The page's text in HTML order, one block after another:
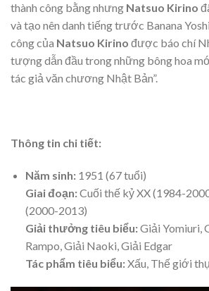
thành công bằng nhưng Natsuo Kirino
và tạo nên danh tiếng trước Banana
công của Natsuo Kirino được báo chí
tượng dẫn đầu trong những bông hoa
tác giả văn chương Nhật Bản”.
Thông tin chi tiết:
Năm sinh:1951 (67 tuổi)
Giai đoạn:Cuối thế kỷ XX (1984-
(2000-2013)
Giải thưởng tiêu biểu:Giải Yomiuri,
Rampo, Giải Naoki, Giải Edgar
Tác phẩm tiêu biểu:Xấu, Thế giới